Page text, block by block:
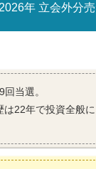
2026年 立会外分
当選。
は22年で投資全般に